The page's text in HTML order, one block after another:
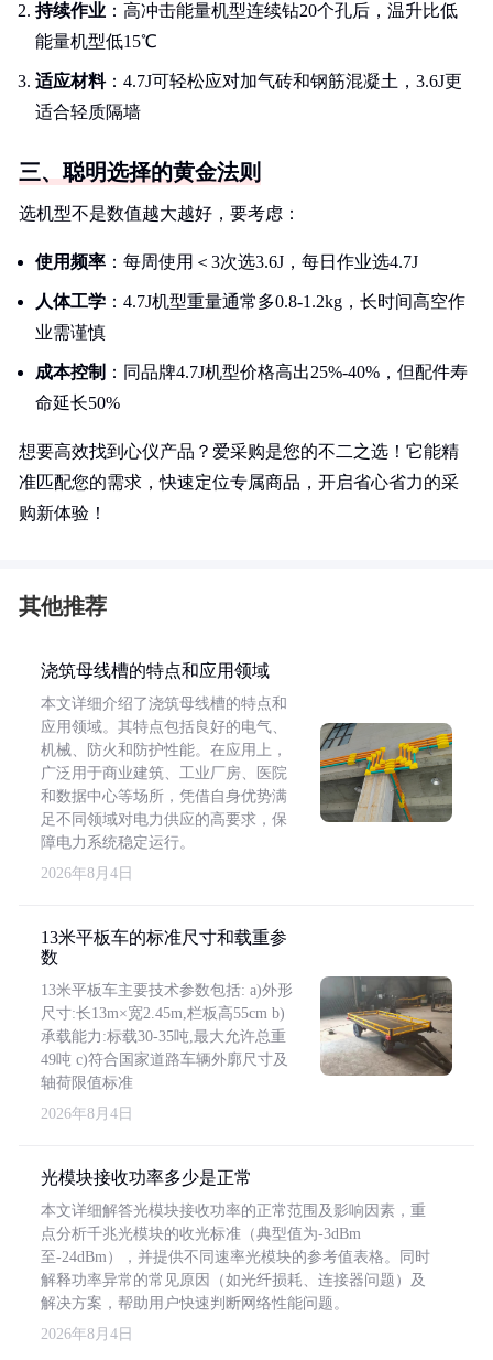
持续作业 ：高冲击能量机型连续钻20个孔后，温升比低
能量机型低15℃
适应材料：4.7J可轻松应对加气砖和钢筋混凝土，3.6J更
适合轻质隔墙
三、聪明选择的黄金法则
选机型不是数值越大越好，要考虑：
使用频率 ：每周使用＜3次选3.6J，每日作业选4.7J
人体工学 ：4.7J机型重量通常多0.8-1.2kg，长时间高空作
业需谨慎
成本控制 ：同品牌4.7J机型价格高出25%-40%，但配件寿
命延长50%
想要高效找到心仪产品？爱采购是您的不二之选！它能精
准匹配您的需求，快速定位专属商品，开启省心省力的采
购新体验！
其他推荐
浇筑母线槽的特点和应用领域
本文详细介绍了浇筑母线槽的特点和
应用领域。其特点包括良好的电气、
机械、防火和防护性能。在应用上，
广泛用于商业建筑、工业厂房、医院
和数据中心等场所，凭借自身优势满
足不同领域对电力供应的高要求，保
障电力系统稳定运行。
2026年8月4日
13米平板车的标准尺寸和载重参
数
13米平板车主要技术参数包括: a)外形
尺寸:长13m×宽2.45m,栏板高55cm b)
承载能力:标载30-35吨,最大允许总重
49吨 c)符合国家道路车辆外廓尺寸及
轴荷限值标准
2026年8月4日
光模块接收功率多少是正常
本文详细解答光模块接收功率的正常范围及影响因素，重
点分析千兆光模块的收光标准（典型值为-3dBm
至-24dBm），并提供不同速率光模块的参考值表格。同时
解释功率异常的常见原因（如光纤损耗、连接器问题）及
解决方案，帮助用户快速判断网络性能问题。
2026年8月4日